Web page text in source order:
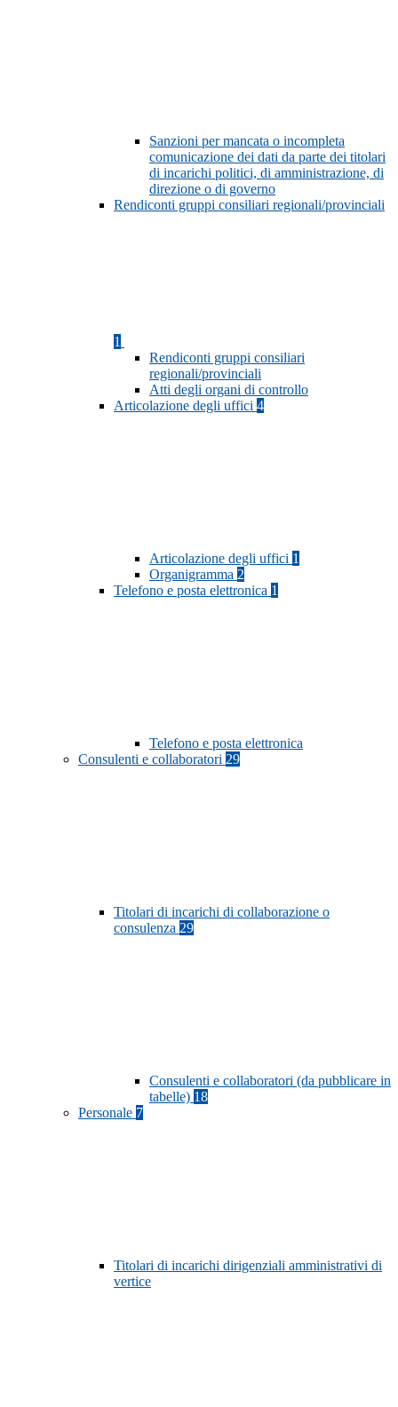
Sanzioni per mancata o incompleta
comunicazione dei dati da parte dei titolari
di incarichi politici, di amministrazione, di
direzione o di governo
Rendiconti gruppi consiliari regionali/provinciali
1
Rendiconti gruppi consiliari
regionali/provinciali
Atti degli organi di controllo
Articolazione degli uffici 4
Articolazione degli uffici 1
Organigramma 2
Telefono e posta elettronica 1
Telefono e posta elettronica
Consulenti e collaboratori 29
Titolari di incarichi di collaborazione o
consulenza 29
Consulenti e collaboratori (da pubblicare in
tabelle) 18
Personale 7
Titolari di incarichi dirigenziali amministrativi di
vertice